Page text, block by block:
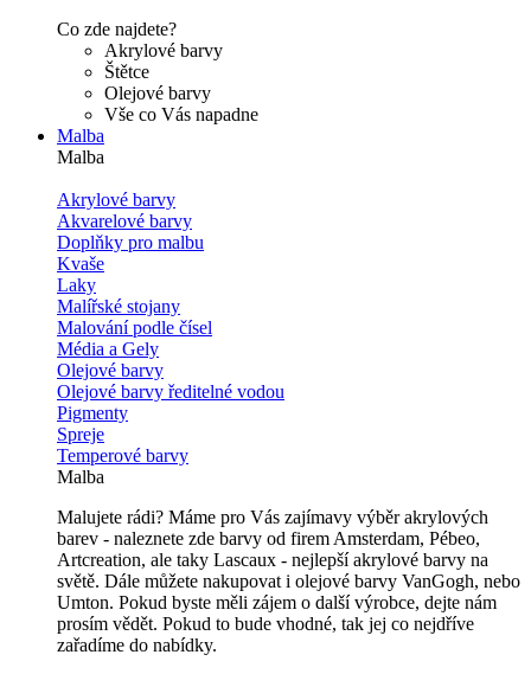
Co zde najdete?
Akrylové barvy
Štětce
Olejové barvy
Vše co Vás napadne
Malba
Malba
Akrylové barvy
Akvarelové barvy
Doplňky pro malbu
Kvaše
Laky
Malířské stojany
Malování podle čísel
Média a Gely
Olejové barvy
Olejové barvy ředitelné vodou
Pigmenty
Spreje
Temperové barvy
Malba
Malujete rádi? Máme pro Vás zajímavy výběr akrylových
barev - naleznete zde barvy od firem Amsterdam, Pébeo,
Artcreation, ale taky Lascaux - nejlepší akrylové barvy na
světě. Dále můžete nakupovat i olejové barvy VanGogh, nebo
Umton. Pokud byste měli zájem o další výrobce, dejte nám
prosím vědět. Pokud to bude vhodné, tak jej co nejdříve
zařadíme do nabídky.